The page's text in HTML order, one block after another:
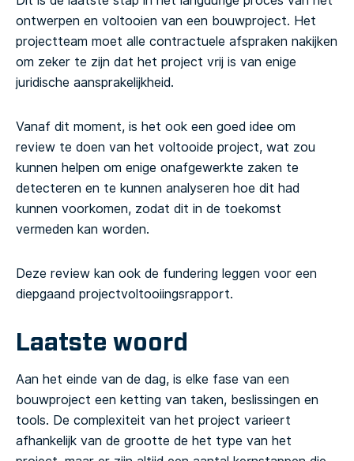
ontwerpen en voltooien van een bouwproject. Het
projectteam moet alle contractuele afspraken nakijken
om zeker te zijn dat het project vrij is van enige
juridische aansprakelijkheid.
Vanaf dit moment, is het ook een goed idee om
review te doen van het voltooide project, wat zou
kunnen helpen om enige onafgewerkte zaken te
detecteren en te kunnen analyseren hoe dit had
kunnen voorkomen, zodat dit in de toekomst
vermeden kan worden.
Deze review kan ook de fundering leggen voor een
diepgaand projectvoltooiingsrapport.
Laatste woord
Aan het einde van de dag, is elke fase van een
bouwproject een ketting van taken, beslissingen en
tools. De complexiteit van het project varieert
afhankelijk van de grootte de het type van het